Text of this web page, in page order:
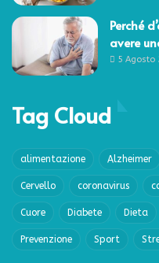
Perché
avere
5 Agosto
Tag Cloud
alimentazione Alzheimer
Cervello coronavirus
Cuore Diabete Dieta
Prevenzione Sport